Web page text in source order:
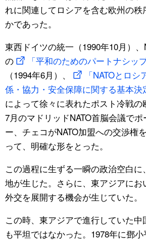
れに関連してロシアを含む欧州の秩
かであった。
東西ドイツの統一（1990年10月）
の
「平和のためのパートナシッ
（1994年6月）、
「NATOとロ
係・協力・安全保障に関する基本決
によって徐々に表れたポスト冷戦の
7月のマドリッドNATO首脳会議で
ー、チェコがNATO加盟への交渉権
って、明確な形をとった。
この過程に生ずる一瞬の政治空白
地が生じた。さらに、東アジアにお
外交を展開する機会が生じていた。
この時、東アジアで進行していた
も平坦ではなかった。1978年に鄧